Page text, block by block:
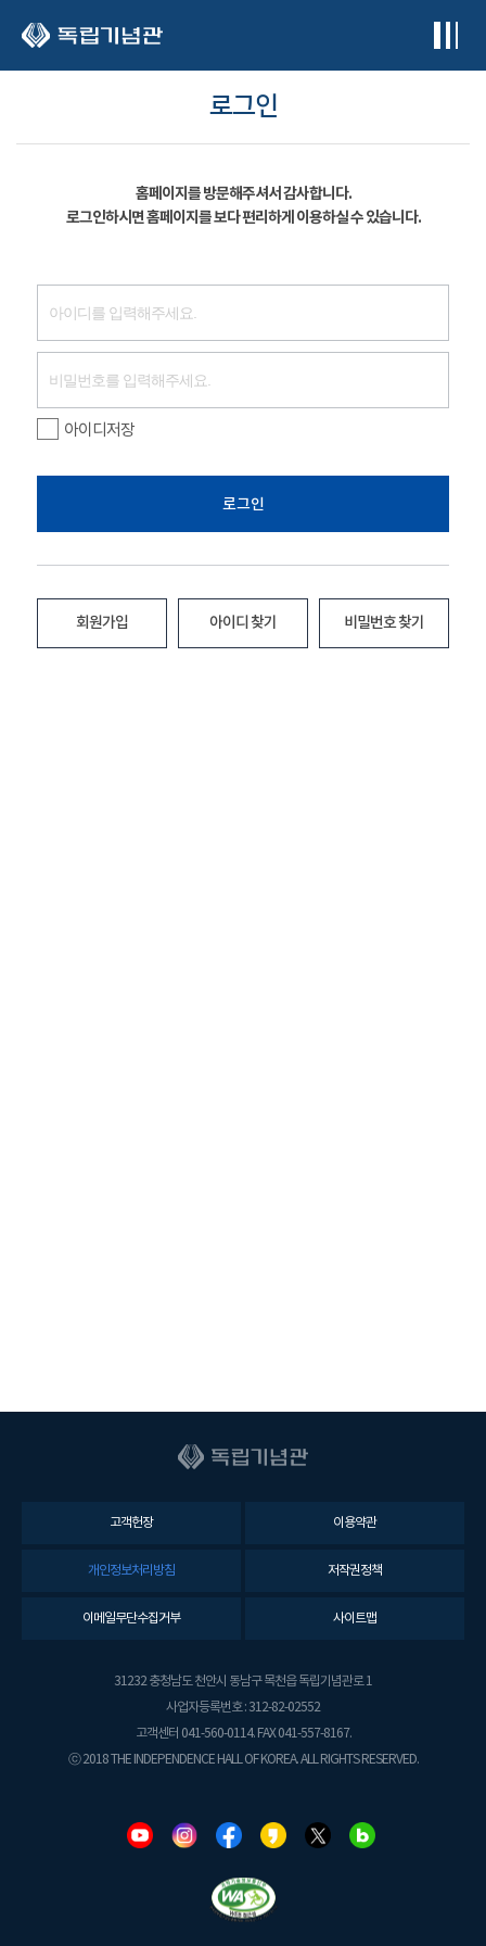
로그인
홈페이지를 방문해주셔서 감사합니다.
로그인하시면 홈페이지를 보다 편리하게 이용하실 수 있습니다.
아이디저장
로그인
회원가입 아이디 찾기 비밀번호 찾기
고객헌장 이용약관
개인정보처리방침 저작권정책
이메일무단수집거부 사이트맵
31232 충청남도 천안시 동남구 목천읍 독립기념관로 1
사업자등록번호 : 312-82-02552
고객센터 041-560-0114. FAX 041-557-8167.
ⓒ 2018 THE INDEPENDENCE HALL OF KOREA. ALL RIGHTS RESERVED.